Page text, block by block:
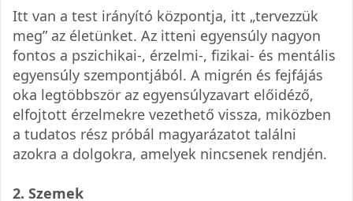
Itt van a test irányító központja, itt „tervezzük
meg” az életünket. Az itteni egyensúly nagyon
fontos a pszichikai-, érzelmi-, fizikai- és mentális
egyensúly szempontjából. A migrén és fejfájás
oka legtöbbször az egyensúlyzavart előidéző,
elfojtott érzelmekre vezethető vissza, miközben
a tudatos rész próbál magyarázatot találni
azokra a dolgokra, amelyek nincsenek rendjén.
2. Szemek